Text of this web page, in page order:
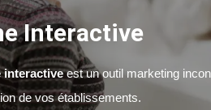
Interactive
interactiveest un outil marketing
de vos établissements.